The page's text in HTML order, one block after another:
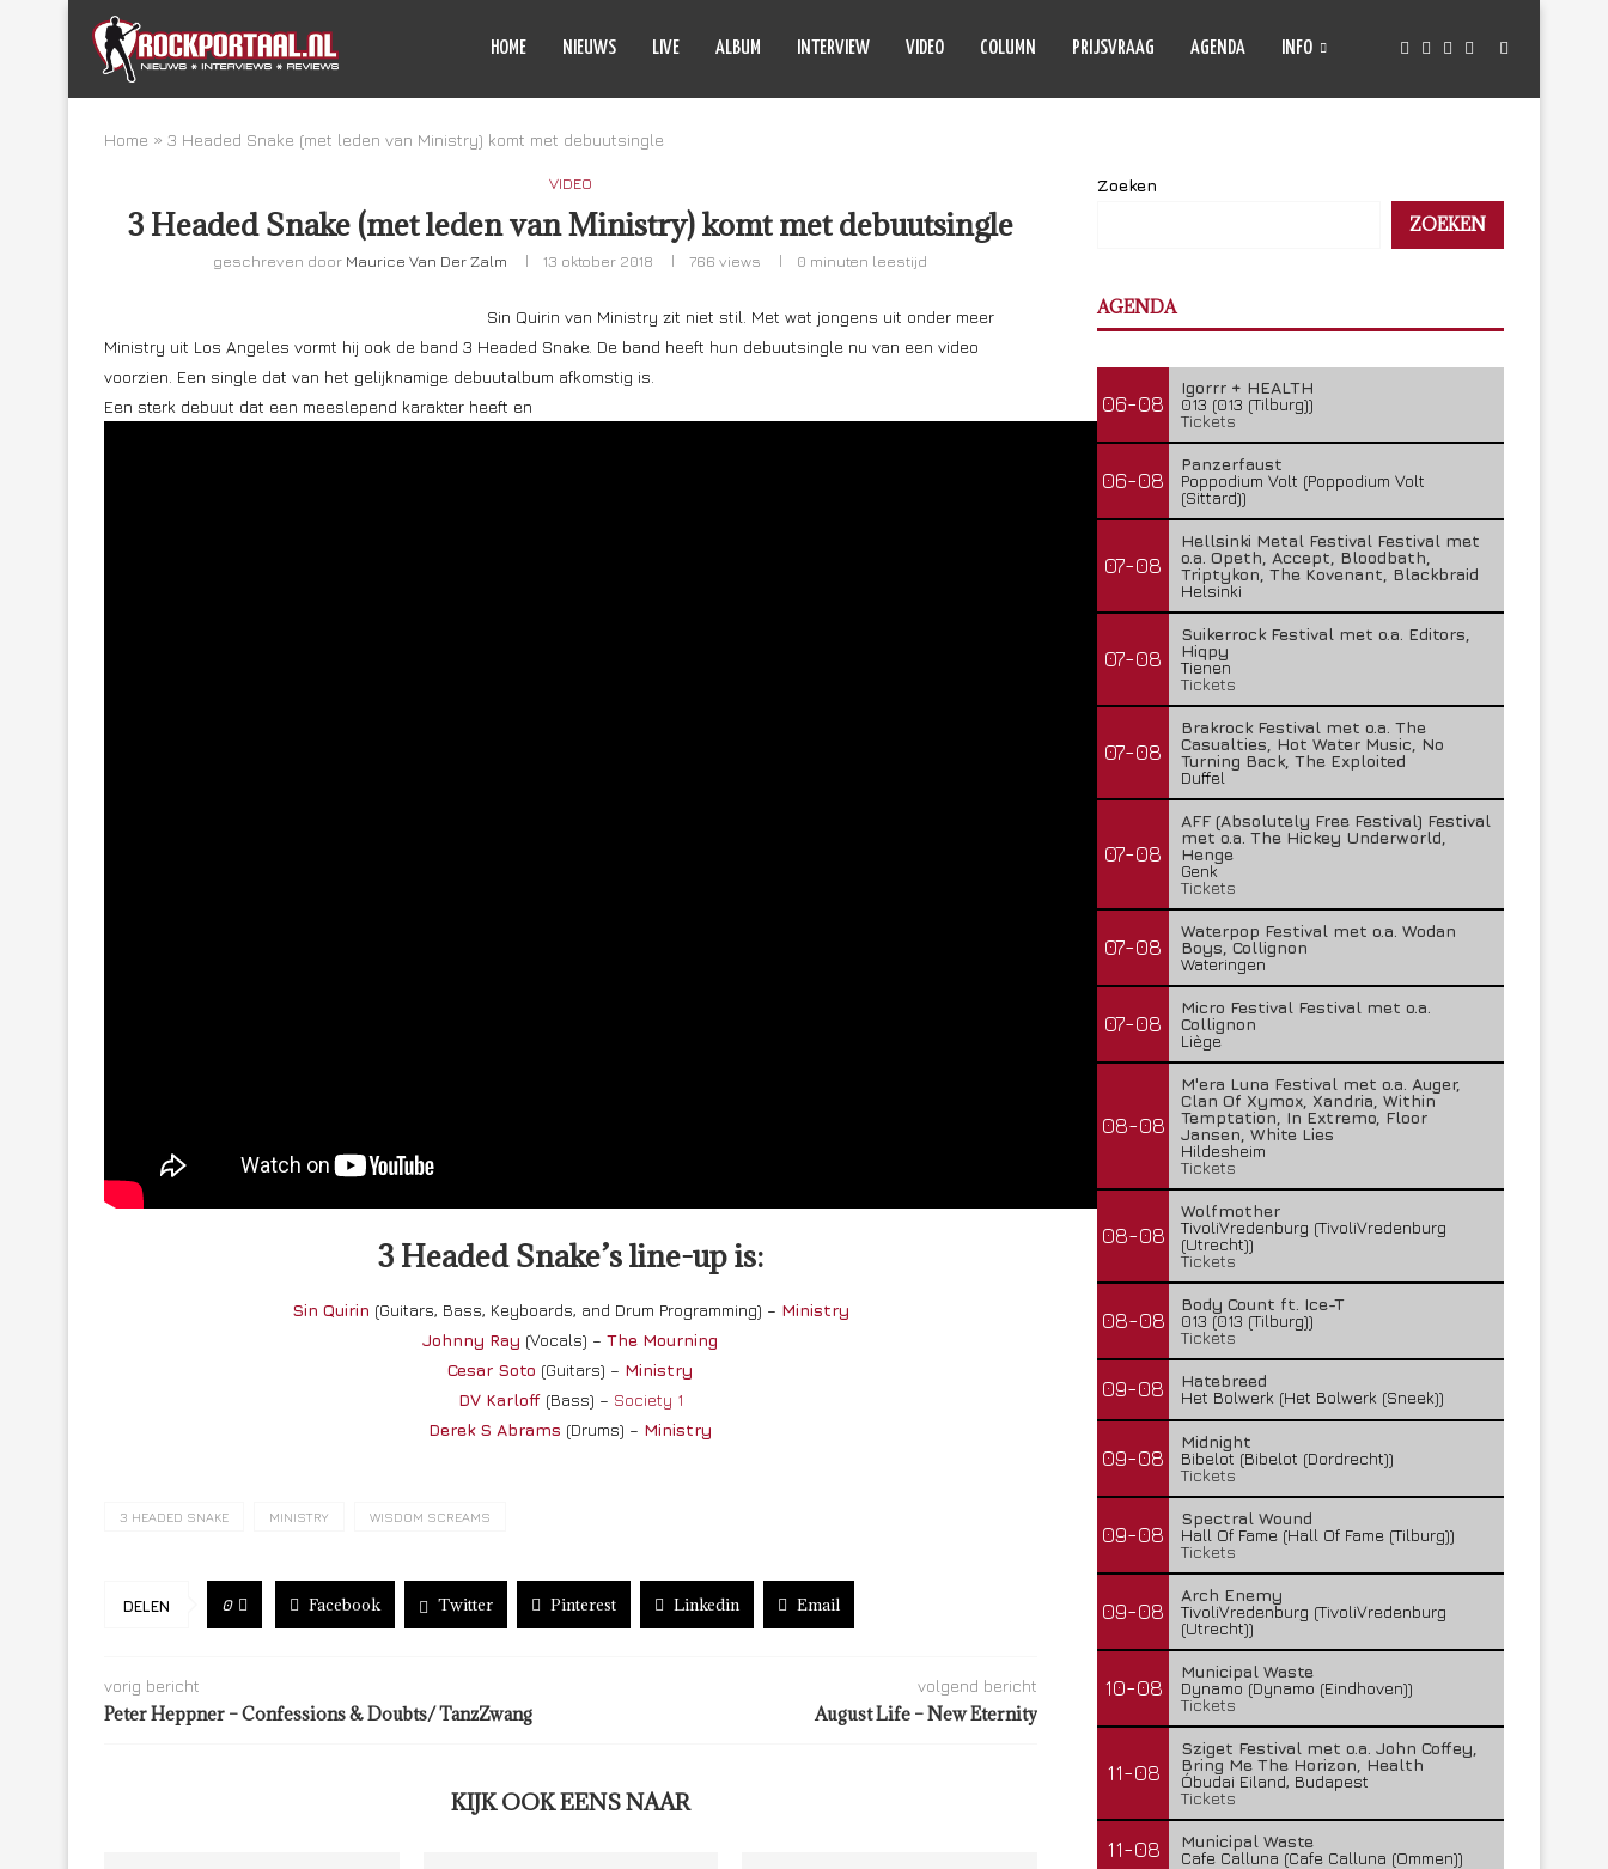
HOME NIEUWS LIVE ALBUM INTERVIEW VIDEO COLUMN PRIJSVRAAG AGENDA INFO
Home » 3 Headed Snake (met leden van Ministry) komt met debuutsingle
VIDEO
3 Headed Snake (met leden van Ministry) komt met debuutsingle
geschreven door Maurice Van Der Zalm 13 oktober 2018 766 views 0 minuten leestijd
Sin Quirin van Ministry zit niet stil. Met wat jongens uit onder meer
Ministry uit Los Angeles vormt hij ook de band 3 Headed Snake. De band heeft hun debuutsingle nu van een video
voorzien. Een single dat van het gelijknamige debuutalbum afkomstig is.
Een sterk debuut dat een meeslepend karakter heeft en
3 Headed Snake’s line-up is:
Sin Quirin (Guitars, Bass, Keyboards, and Drum Programming) – Ministry
Johnny Ray (Vocals) –The Mourning
Cesar Soto (Guitars) – Ministry
DV Karloff(Bass) – Society 1
Derek S Abrams (Drums) – Ministry
3 HEADED SNAKE MINISTRY WISDOM SCREAMS
DELEN 0 Facebook Twitter Pinterest Linkedin Email
vorig bericht
Peter Heppner – Confessions & Doubts/ TanzZwang
volgend bericht
August Life – New Eternity
KIJK OOK EENS NAAR
Zoeken
ZOEKEN
AGENDA
06-08
Igorrr + HEALTH
013 (013 (Tilburg))
Tickets
06-08
Panzerfaust
Poppodium Volt (Poppodium Volt
(Sittard))
07-08
Hellsinki Metal Festival Festival met
o.a. Opeth, Accept, Bloodbath,
Triptykon, The Kovenant, Blackbraid
Helsinki
07-08
Suikerrock Festival met o.a. Editors,
Hiqpy
Tienen
Tickets
07-08
Brakrock Festival met o.a. The
Casualties, Hot Water Music, No
Turning Back, The Exploited
Duffel
07-08
AFF (Absolutely Free Festival) Festival
met o.a. The Hickey Underworld,
Henge
Genk
Tickets
07-08
Waterpop Festival met o.a. Wodan
Boys, Collignon
Wateringen
07-08
Micro Festival Festival met o.a.
Collignon
Liège
08-08
M'era Luna Festival met o.a. Auger,
Clan Of Xymox, Xandria, Within
Temptation, In Extremo, Floor
Jansen, White Lies
Hildesheim
Tickets
08-08
Wolfmother
TivoliVredenburg (TivoliVredenburg
(Utrecht))
Tickets
08-08
Body Count ft. Ice-T
013 (013 (Tilburg))
Tickets
09-08
Hatebreed
Het Bolwerk (Het Bolwerk (Sneek))
09-08
Midnight
Bibelot (Bibelot (Dordrecht))
Tickets
09-08
Spectral Wound
Hall Of Fame (Hall Of Fame (Tilburg))
Tickets
09-08
Arch Enemy
TivoliVredenburg (TivoliVredenburg
(Utrecht))
10-08
Municipal Waste
Dynamo (Dynamo (Eindhoven))
Tickets
11-08
Sziget Festival met o.a. John Coffey,
Bring Me The Horizon, Health
Óbudai Eiland, Budapest
Tickets
11-08
Municipal Waste
Cafe Calluna (Cafe Calluna (Ommen))